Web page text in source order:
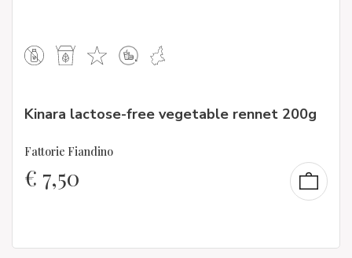
Kinara lactose-free vegetable rennet 200g
Fattorie Fiandino
€ 7,50